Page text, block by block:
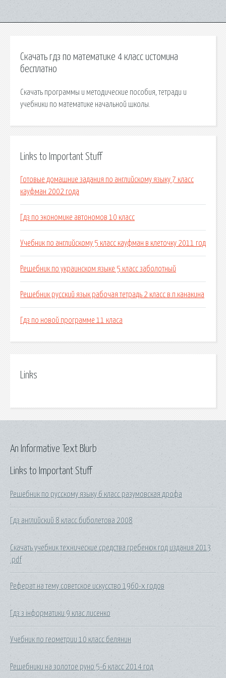
Скачать гдз по математике 4 класс истомина
бесплатно
Скачать программы и методические пособия, тетради и
учебники по математике начальной школы.
Links to Important Stuff
Готовые домашние задания по английскому языку 7 класс
кауфман 2002 года
Гдз по экономике автономов 10 класс
Учебник по английскому 5 класс кауфман в клеточку 2011 год
Решебник по украинском языке 5 класс заболотный
Решебник русский язык рабочая тетрадь 2 класс в.п.канакина
Гдз по новой программе 11 класа
Links
Links to Important Stuff
Решебник по русскому языку 6 класс разумовская дрофа
Гдз английский 8 класс биболетова 2008
Скачать учебник технические средства гребенюк год издания 2013
.pdf
Реферат на тему советское искусство 1960-х годов
Гдз з інформатики 9 клас лисенко
Учебник по геометрии 10 класс белянин
Решебники на золотое руно 5-6 класс 2014 год
An Informative Text Blurb